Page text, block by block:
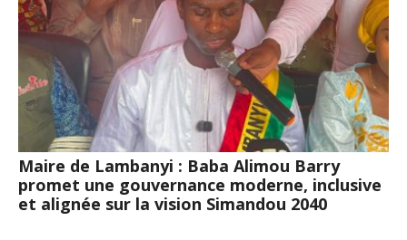
Maire de Lambanyi : Baba Alimou Barry
promet une gouvernance moderne, inclusive
et alignée sur la vision Simandou 2040